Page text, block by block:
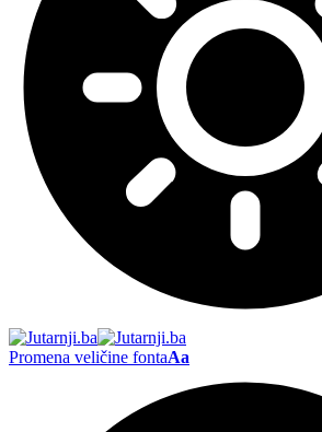
Promena veličine fontaAa